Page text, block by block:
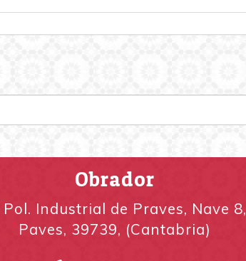
Obrador
Pol. Industrial de Praves, Nave 8,
Paves, 39739, (Cantabria)